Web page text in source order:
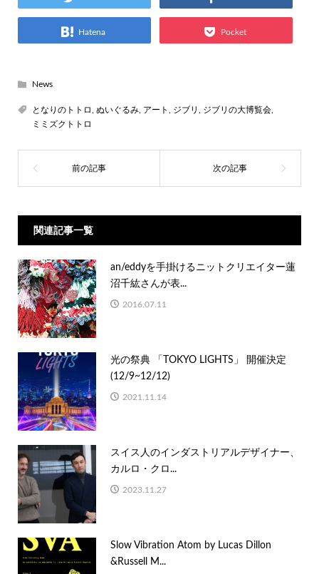
Hatena Pocket
News
となりのトトロ ぬいぐるみ, アート ジブリ ジブリの大博覧会,
ミミズクトトロ
関連記事一覧
an/eddyを手掛けるニットクリエイター蓮
沼千紘さんが表...
2016.07.11
光の祭典 「TOKYO LIGHTS」 開催決定
(12/9~12/12)
2021.11.14
スイス人のインダストリアルデザイナー、
カルロ・クロ...
2023.11.27
Slow Vibration Atom by Lucas Dillon
&Russell M...